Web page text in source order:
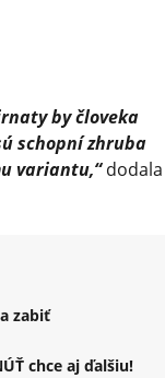
by človeka
schopní zhruba
variantu,“dodala
zabiť
chce aj ďalšiu!